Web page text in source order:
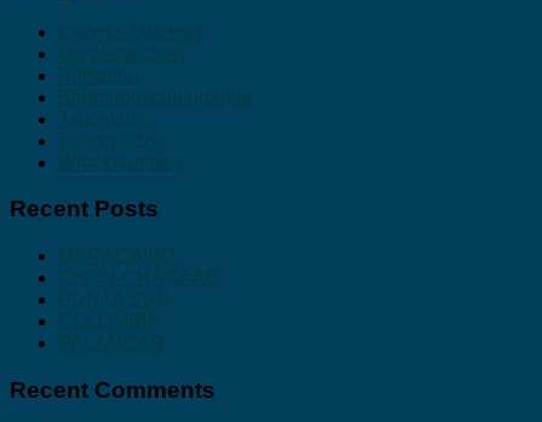
Cenote-Tauchen
Gerätetauchen
Riffseiten
Strömungstauchgänge
Tauchkurs
Tauchplätze
Wracktauchen
Recent Posts
MARACAIBO
CHUN-CHACAAB
PUNTA SUR
COLOMBIA
PALANCAR
Recent Comments